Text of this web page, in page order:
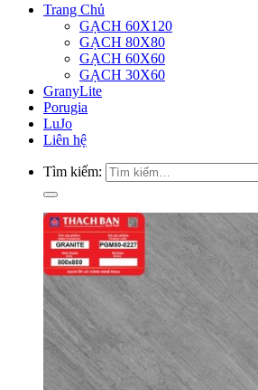
Trang Chủ
GẠCH 60X120
GẠCH 80X80
GẠCH 60X60
GẠCH 30X60
GranyLite
Porugia
LuJo
Liên hệ
Tìm kiếm: